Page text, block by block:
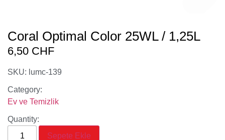
Coral Optimal Color 25WL / 1,25L
6,50 CHF
SKU: lumc-139
Category:
Ev ve Temizlik
Quantity:
Sepete Ekle